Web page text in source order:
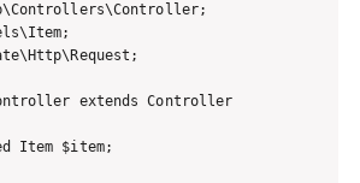
extends Controller
Item $item;